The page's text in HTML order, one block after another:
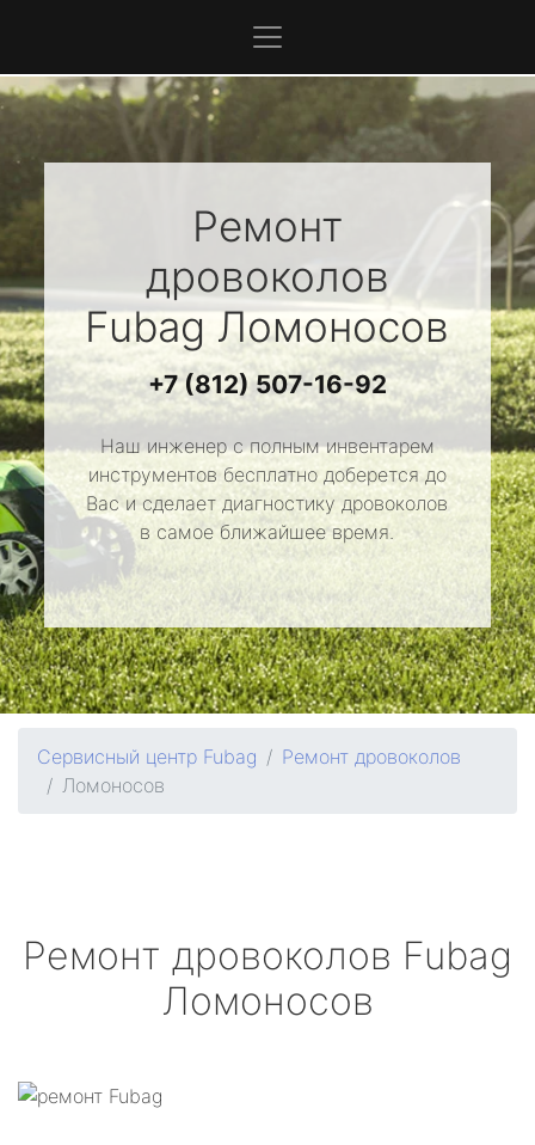
Ремонт
дровоколов
FubagЛомоносов
+7 (812) 507-16-92
Наш инженер с полным инвентарем
инструментов бесплатно доберется до
Вас и сделает диагностику дровоколов
в самое ближайшее время.
Сервисный центр Fubag
Ремонт дровоколов
Ломоносов
Ремонт дровоколов Fubag
Ломоносов